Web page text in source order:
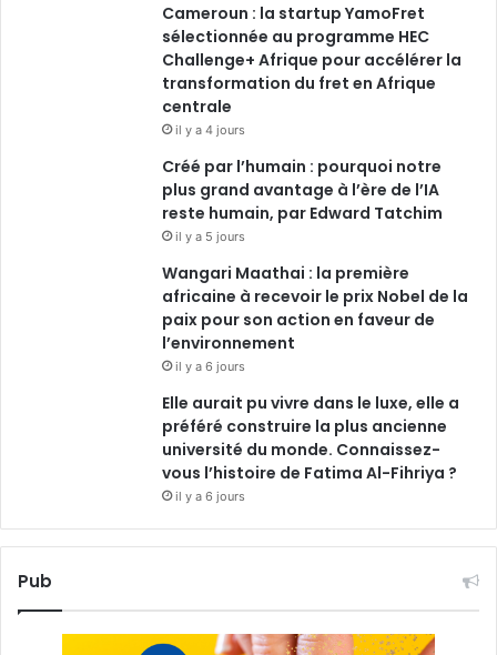
k
n
a
m
Cameroun : la startup YamoFret
sélectionnée au programme HEC
Challenge+ Afrique pour accélérer la
transformation du fret en Afrique
centrale
il y a 4 jours
Créé par l’humain : pourquoi notre
plus grand avantage à l’ère de l’IA
reste humain, par Edward Tatchim
il y a 5 jours
Wangari Maathai : la première
africaine à recevoir le prix Nobel de la
paix pour son action en faveur de
l’environnement
il y a 6 jours
Elle aurait pu vivre dans le luxe, elle a
préféré construire la plus ancienne
université du monde. Connaissez-
vous l’histoire de Fatima Al-Fihriya ?
il y a 6 jours
Pub